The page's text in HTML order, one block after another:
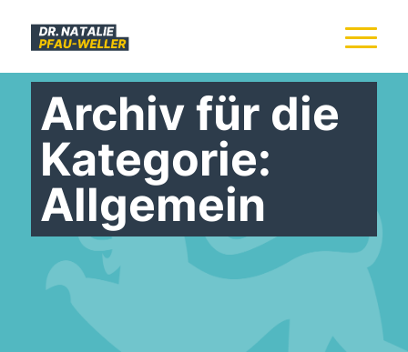
Archiv für die
Kategorie:
Allgemein